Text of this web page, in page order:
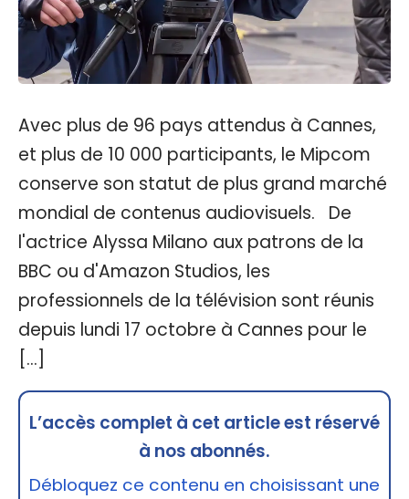
Avec plus de 96 pays attendus à Cannes,
et plus de 10 000 participants, le Mipcom
conserve son statut de plus grand marché
mondial de contenus audiovisuels. De
l'actrice Alyssa Milano aux patrons de la
BBC ou d'Amazon Studios, les
professionnels de la télévision sont réunis
depuis lundi 17 octobre à Cannes pour le
[…]
L’accès complet à cet article est réservé
à nos abonnés.
Débloquez ce contenu en choisissant une